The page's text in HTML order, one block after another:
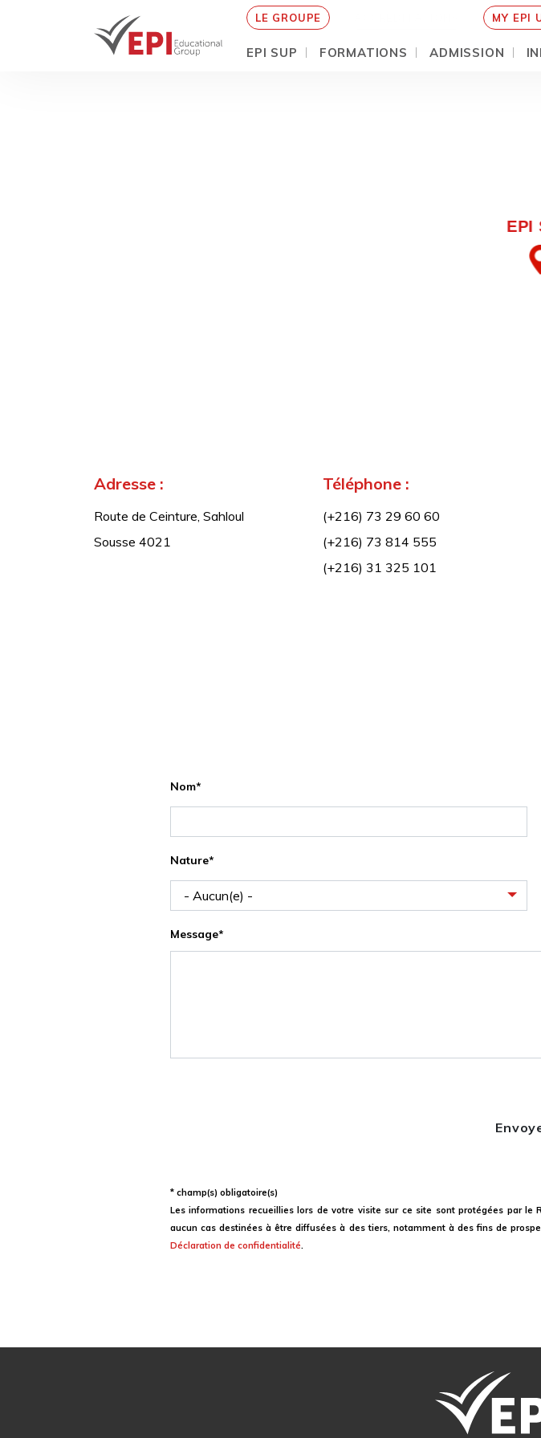
LE GROUPE MY EPI
EPI SUP FORMATIONS ADMISSION
EPI
Adresse :
Route de Ceinture, Sahloul
Sousse 4021
Téléphone :
(+216) 73 29 60 60
(+216) 73 814 555
(+216) 31 325 101
Nom
Nature*
- Aucun(e) -
Message
* champ(s) obligatoire(s)
Les informations recueillies lors de votre visite sur ce site sont protégées par
aucun cas destinées à être diffusées à des tiers, notamment à des fins de
Déclaration de confidentialité.